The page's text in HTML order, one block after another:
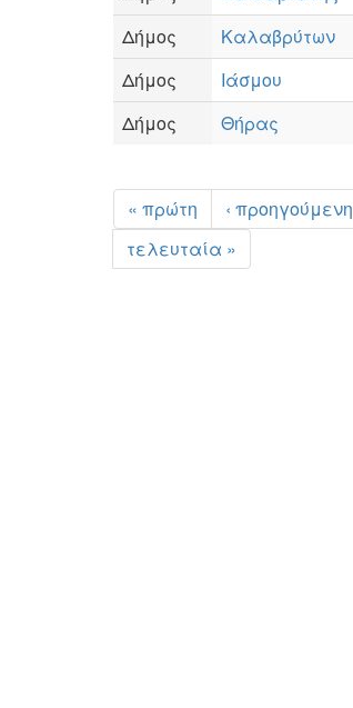
Δήμος
Καλαβρύτων
Δήμος
Ιάσμου
Δήμος
Θήρας
« πρώτη ‹ προηγούμενη
τελευταία »